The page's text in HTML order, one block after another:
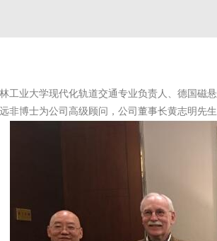
工业大学现代化轨道交通专业负责人、德国磁
非博士为公司高级顾问，公司董事长黄志明先生